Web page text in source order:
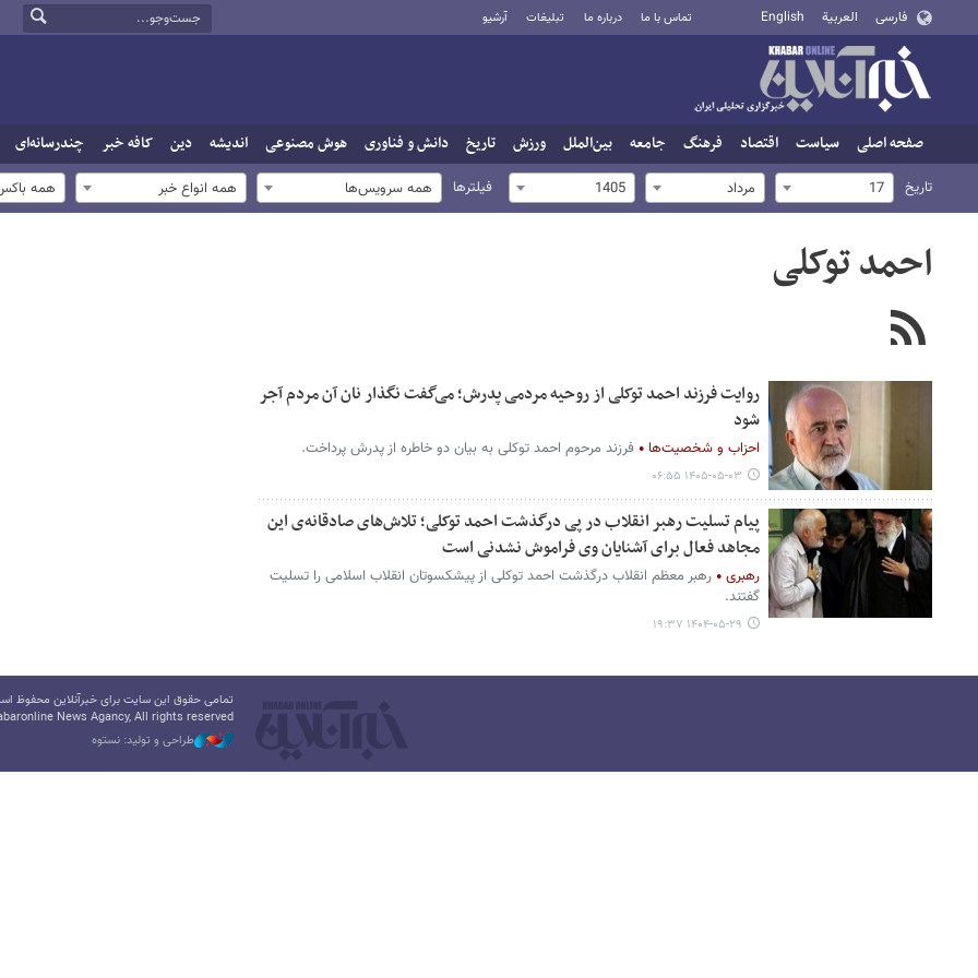
فارسی العربية English تماس با ما درباره ما تبلیغات آرشیو
صفحه اصلی سیاست اقتصاد فرهنگ جامعه بین‌الملل ورزش تاریخ دانش و فناوری هوش مصنوعی اندیشه دین کافه خبر چندرسانه‌ای
تاریخ 17 مرداد 1405 فیلترها همه سرویس‌ها همه انواع خبر همه
احمد توکلی
روایت فرزند احمد توکلی از روحیه مردمی پدرش؛ می‌گفت نگذار نان آن مردم آجر
شود
احزاب و شخصیت‌ها فرزند مرحوم احمد توکلی به بیان دو خاطره از پدرش پرداخت.
۱۴۰۵-۰۵-۰۳ ۰۶:۵۵
پیام تسلیت رهبر انقلاب در پی درگذشت احمد توکلی؛ تلاش‌های صادقانه‌ی این
مجاهد فعال برای آشنایان وی فراموش نشدنی است
رهبری
رهبر معظم انقلاب درگذشت احمد توکلی از پیشکسوتان انقلاب اسلامی را تسلیت
گفتند.
۱۴۰۴-۰۵-۲۹ ۱۹:۳۷
تمامی حقوق این سایت برای خبرآنلاین محفوظ
News Agancy, All rights reserved
طراحی و تولید: نستوه